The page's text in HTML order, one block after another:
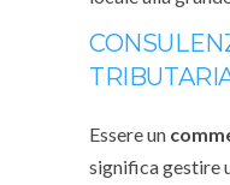
Essere un
significa gestire